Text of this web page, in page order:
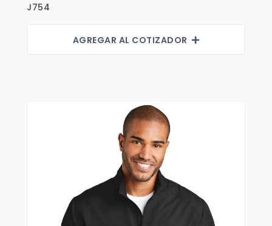
J754
AGREGAR AL COTIZADOR